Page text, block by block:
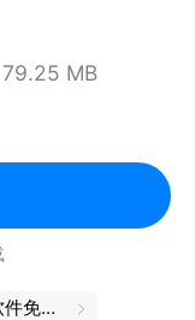
碌而遗漏重要的
机，极易上手
而后动，一战成
79.25 MB
排课软件免费版